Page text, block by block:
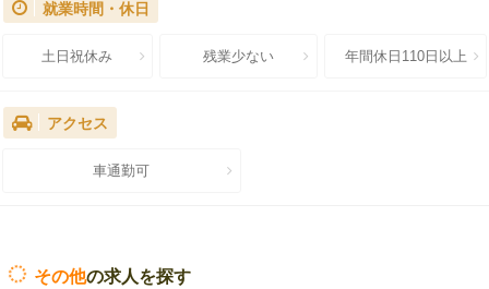
就業時間・休日
土日祝休み 残業少ない 年間休日110日以上
アクセス
車通勤可
その他の求人を探す